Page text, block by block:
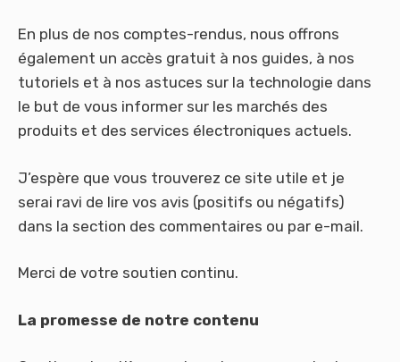
En plus de nos comptes-rendus, nous offrons
également un accès gratuit à nos guides, à nos
tutoriels et à nos astuces sur la technologie dans
le but de vous informer sur les marchés des
produits et des services électroniques actuels.
J’espère que vous trouverez ce site utile et je
serai ravi de lire vos avis (positifs ou négatifs)
dans la section des commentaires ou par e-mail.
Merci de votre soutien continu.
La promesse de notre contenu